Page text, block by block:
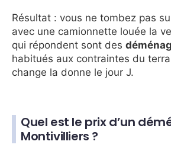
Résultat : vous ne tombez pas
avec une camionnette louée la
qui répondent sont des
habitués aux contraintes du
change la donne le jour J.
Quel est le prix d’un
Montivilliers ?